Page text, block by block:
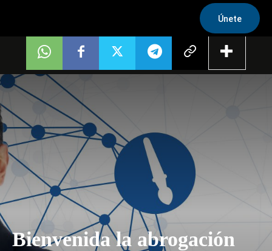
Únete
Bienvenida la abrogación